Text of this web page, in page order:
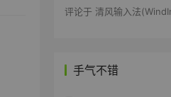
评论于 清风输入法
手气不错